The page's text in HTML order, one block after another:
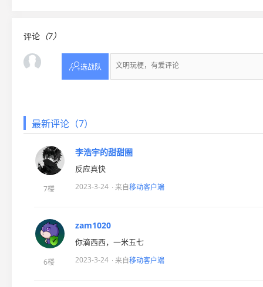
评论 （7）
选战队
最新评论（7）
7楼
李浩宇的甜甜圈
反应真快
2023-3-24 · 来自移动客户端
6楼
zam1020
你滴西西，一米五七
2023-3-24 · 来自移动客户端